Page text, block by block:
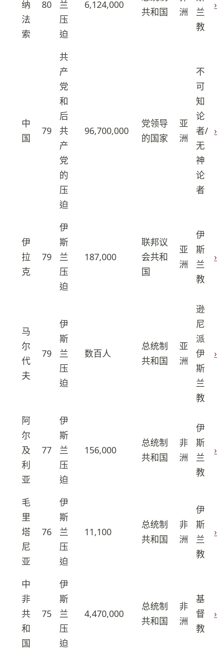
纳
法
索
80
兰
压
迫
6,124,000
共和国
洲
兰
教
›
中
国
79
共
产
党
和
后
共
产
党
的
压
迫
96,700,000
党领导
的国家
亚
洲
不
可
知
论
者/
无
神
论
者
›
伊
拉
克
79
伊
斯
兰
压
迫
187,000
联邦议
会共和
国
亚
洲
伊
斯
兰
教
›
马
尔
代
夫
79
伊
斯
兰
压
迫
数百人
总统制
共和国
亚
洲
逊
尼
派
伊
斯
兰
教
›
阿
尔
及
利
亚
77
伊
斯
兰
压
迫
156,000
总统制
共和国
非
洲
伊
斯
兰
教
›
毛
里
塔
尼
亚
76
伊
斯
兰
压
迫
11,100
总统制
共和国
非
洲
伊
斯
兰
教
›
中
非
共
和
国
75
伊
斯
兰
压
迫
4,470,000
总统制
共和国
非
洲
基
督
教
›